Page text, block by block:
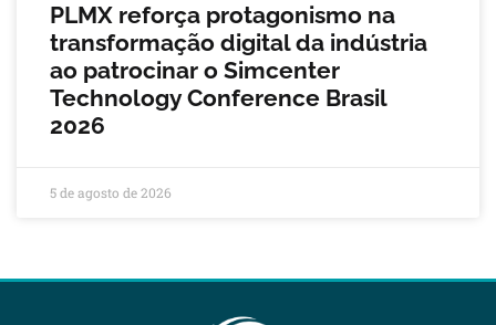
PLMX reforça protagonismo na
transformação digital da indústria
ao patrocinar o Simcenter
Technology Conference Brasil
2026
5 de agosto de 2026